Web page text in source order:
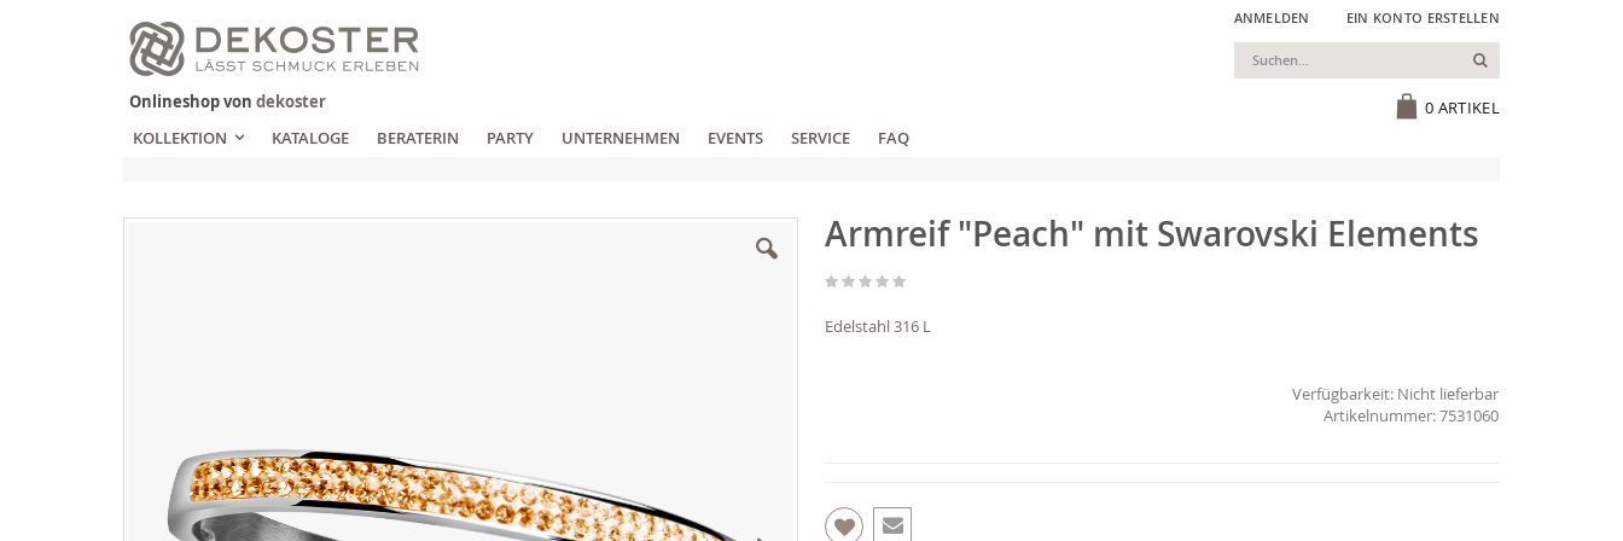
Zum
Inhalt
springen
ANMELDEN EIN KONTO ERSTELLEN
0 ARTIKEL
Suchen
Onlineshop von dekoster
KOLLEKTION
KATALOGE BERATERIN PARTY UNTERNEHMEN EVENTS SERVICE FAQ
Armreif "Peach" mit Swarovski Elements
Edelstahl 316 L
Verfügbarkeit: Nicht lieferbar
7531060